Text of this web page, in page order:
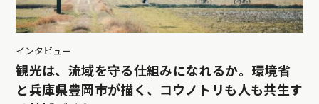
インタビュー
観光は、流域を守る仕組みになれるか。環境省
と兵庫県豊岡市が描く、コウノトリも人も共生す